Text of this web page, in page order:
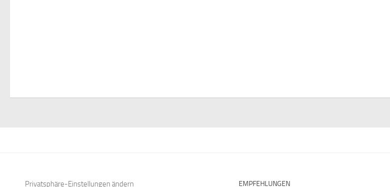
Privatsphäre-Einstellungen ändern EMPFEHLUNGEN